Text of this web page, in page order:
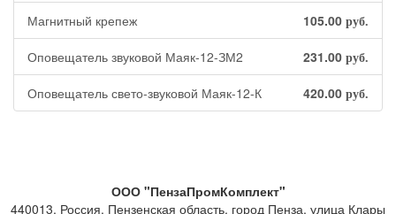
Магнитный крепеж 105.00 руб.
Оповещатель звуковой Маяк-12-ЗМ2 231.00 руб.
Оповещатель свето-звуковой Маяк-12-К 420.00 руб.
ООО "ПензаПромКомплект"
440013, Россия, Пензенская область, город Пенза, улица Клары